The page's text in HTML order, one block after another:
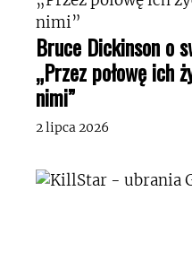
Bruce Dickinson o
„Przez połowę ich
nimi”
2 lipca 2026